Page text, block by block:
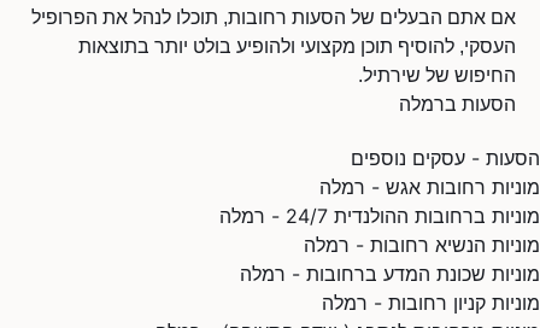
אם אתם הבעלים של הסעות רחובות, תוכלו לנהל את הפרופיל
העסקי, להוסיף תוכן מקצועי ולהופיע בולט יותר בתוצאות
החיפוש של שירתיל.
הסעות ברמלה
הסעות - עסקים נוספים
מוניות רחובות אגש - רמלה
מוניות ברחובות ההולנדית 24/7 - רמלה
מוניות הנשיא רחובות - רמלה
מוניות שכונת המדע ברחובות - רמלה
מוניות קניון רחובות - רמלה